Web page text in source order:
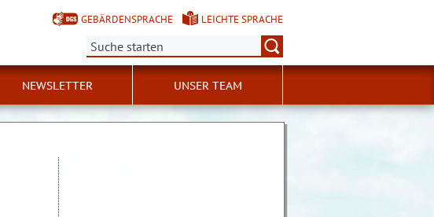
GEBÄRDENSPRACHE
LEICHTE SPRACHE
Suche:
NEWSLETTER UNSER TEAM